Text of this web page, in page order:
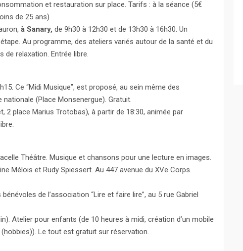
et restauration sur place. Tarifs : à la séance (5€
de 25 ans)
à Sanary, de 9h30 à 12h30 et de 13h30 à 16h30. Un
Au programme, des ateliers variés autour de la santé et du
de relaxation. Entrée libre.
Ce “Midi Musique”, est proposé, au sein même des
(Place Monsenergue). Gratuit.
2 place Marius Trotobas), à partir de 18:30, animée par
Théâtre. Musique et chansons pour une lecture en images.
Mélois et Rudy Spiessert. Au 447 avenue du XVe Corps.
de l’association “Lire et faire lire”, au 5 rue Gabriel
Atelier pour enfants (de 10 heures à midi, création d’un mobile
Le tout est gratuit sur réservation.